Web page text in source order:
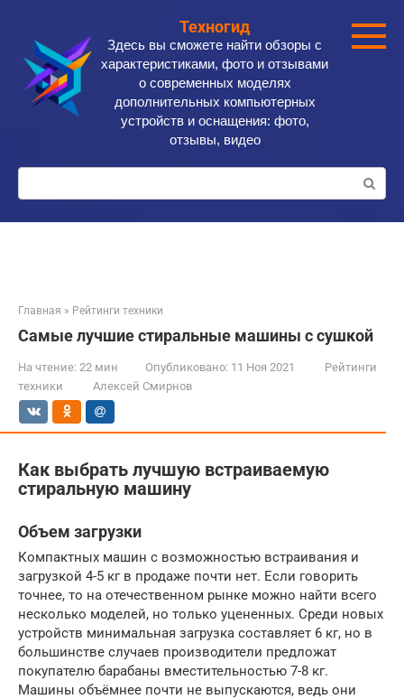
контенту
Техногид
Здесь вы сможете найти обзоры с
характеристиками, фото и отзывами
о современных моделях
дополнительных компьютерных
устройств и оснащения: фото,
отзывы, видео
Поиск:
Главная » Рейтинги техники
Самые лучшие стиральные машины с сушкой
На чтение: 22 мин Опубликовано: 11 Ноя 2021
Рейтинги
техники
Алексей Смирнов
Как выбрать лучшую встраиваемую
стиральную машину
Объем загрузки
Компактных машин с возможностью встраивания и
загрузкой 4-5 кг в продаже почти нет. Если говорить
точнее, то на отечественном рынке можно найти всего
несколько моделей, но только уцененных. Среди новых
устройств минимальная загрузка составляет 6 кг, но в
большинстве случаев производители предложат
покупателю барабаны вместительностью 7-8 кг.
Машины объёмнее почти не выпускаются, ведь они